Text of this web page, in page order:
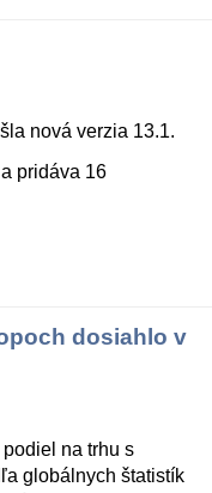
nová verzia 13.1.
pridáva 16
dosiahlo v
na trhu s
globálnych štatistík